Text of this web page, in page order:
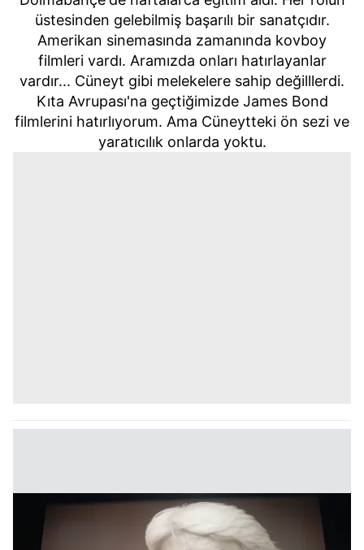
üstesinden gelebilmiş başarılı bir sanatçıdır.
Amerikan sinemasında zamanında kovboy
filmleri vardı. Aramızda onları hatırlayanlar
vardır... Cüneyt gibi melekelere sahip değilllerdi.
Kıta Avrupası'na geçtiğimizde James Bond
filmlerini hatırlıyorum. Ama Cüneytteki ön sezi ve
yaratıcılık onlarda yoktu.